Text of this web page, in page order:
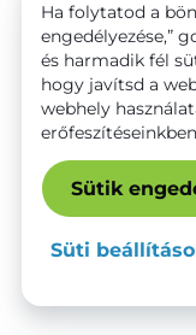
Ha folytatod a
engedélyezése,”
és harmadik fél
hogy javítsd a
webhely
Sütik
Süti